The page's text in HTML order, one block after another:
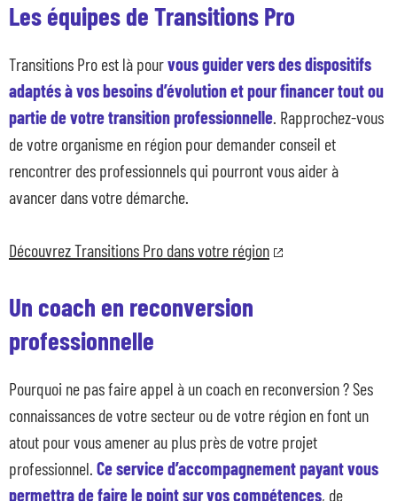
Les équipes de Transitions Pro
Transitions Pro est là pourvous guider vers des dispositifs
adaptés à vos besoins d’évolution et pour financer tout ou
partie de votre transition professionnelle . Rapprochez-vous
de votre organisme en région pour demander conseil et
rencontrer des professionnels qui pourront vous aider à
avancer dans votre démarche.
Découvrez Transitions Pro dans votre région
Un coach en reconversion
professionnelle
Pourquoi ne pas faire appel à un coach en reconversion ? Ses
connaissances de votre secteur ou de votre région en font un
atout pour vous amener au plus près de votre projet
professionnel. Ce service d’accompagnement payant vous
permettra de faire le point sur vos compétences, de